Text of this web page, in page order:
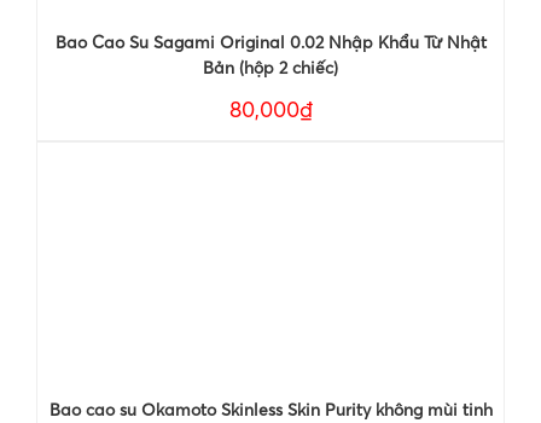
Bao Cao Su Sagami Original 0.02 Nhập Khẩu Từ Nhật
Bản (hộp 2 chiếc)
80,000₫
Bao cao su Okamoto Skinless Skin Purity không mùi tinh